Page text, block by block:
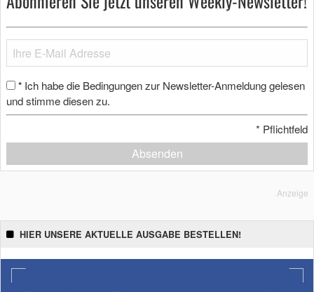
* Ich habe die Bedingungen zur Newsletter-Anmeldung gelesen
und stimme diesen zu.
* Pflichtfeld
Absenden
Anzeige
HIER UNSERE AKTUELLE AUSGABE BESTELLEN!